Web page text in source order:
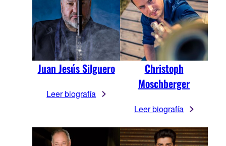
Juan Jesús Silguero
Leer biografía
Christoph
Moschberger
Leer biografía